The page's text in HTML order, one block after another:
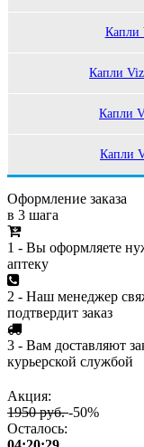
Капли
Капли
Капли
Капли
Оформление заказа
в 3 шага
1 - Вы оформляете
аптеку
2 - Наш менеджер
подтвердит заказ
3 - Вам доставляют
курьерской службой
Акция:
1950 руб.-50%
Осталось: